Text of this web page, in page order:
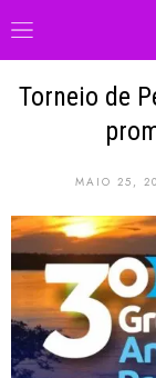
Torneio de
MAIO 25,